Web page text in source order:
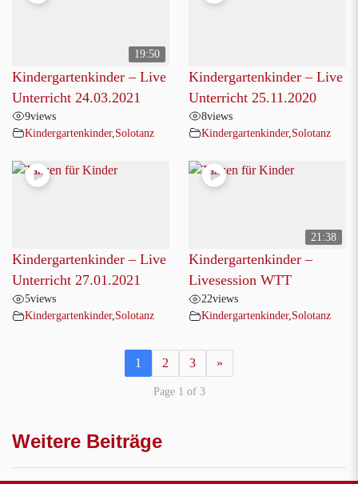
19:50
Kindergartenkinder – Live
Unterricht 24.03.2021
9views
Kindergartenkinder, Solotanz
Kindergartenkinder – Live
Unterricht 25.11.2020
8views
Kindergartenkinder, Solotanz
Kindergartenkinder – Live
Unterricht 27.01.2021
5views
Kindergartenkinder,Solotanz
21:38
Kindergartenkinder –
Livesession WTT
22views
Kindergartenkinder,Solotanz
1 2 3 »
Page 1 of 3
Weitere Beiträge